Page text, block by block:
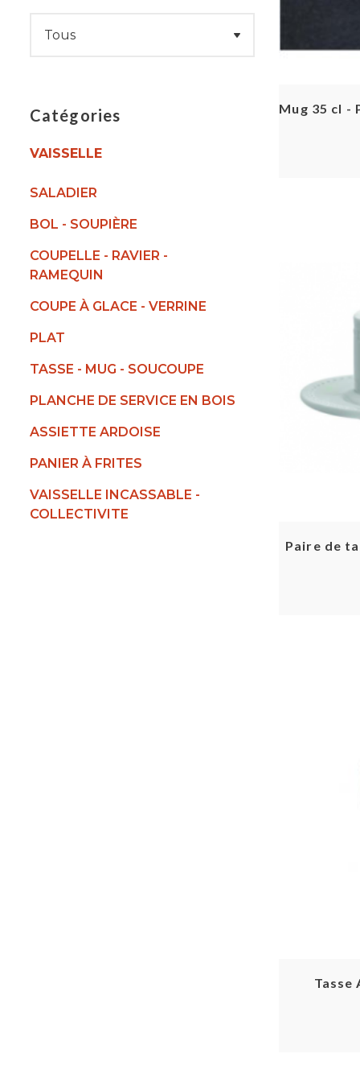
Catégories
VAISSELLE
SALADIER
BOL - SOUPIÈRE
COUPELLE - RAVIER -
RAMEQUIN
COUPE À GLACE - VERRINE
PLAT
TASSE - MUG - SOUCOUPE
PLANCHE DE SERVICE EN BOIS
ASSIETTE ARDOISE
PANIER À FRITES
VAISSELLE INCASSABLE -
COLLECTIVITE
Mug 35 cl -
Paire de
Tasse